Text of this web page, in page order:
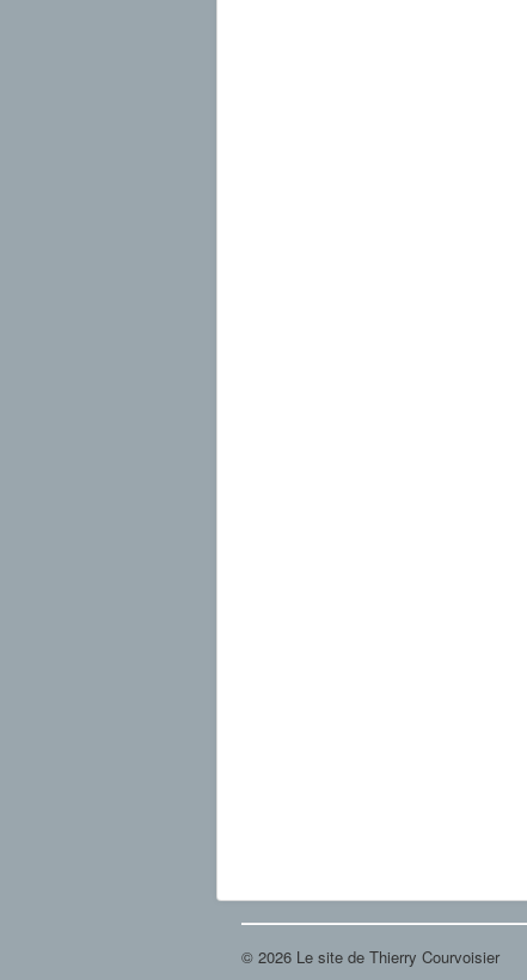
© 2026 Le site de Thierry Courvoisier